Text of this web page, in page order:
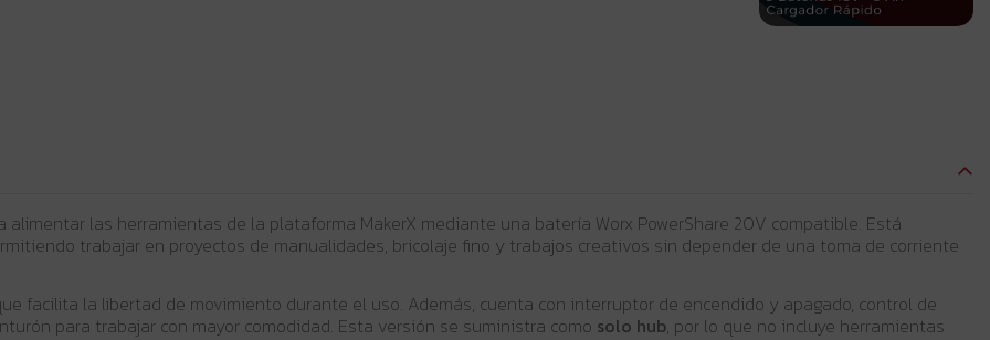
las herramientas de la plataforma MakerX mediante una batería Worx PowerShare 20V compatible. Está
trabajar en proyectos de manualidades, bricolaje fino y trabajos creativos sin depender de una toma de corriente
facilita la libertad de movimiento durante el uso. Además, cuenta con interruptor de encendido y apagado, control de
para trabajar con mayor comodidad. Esta versión se suministra como solo hub, por lo que no incluye herramientas